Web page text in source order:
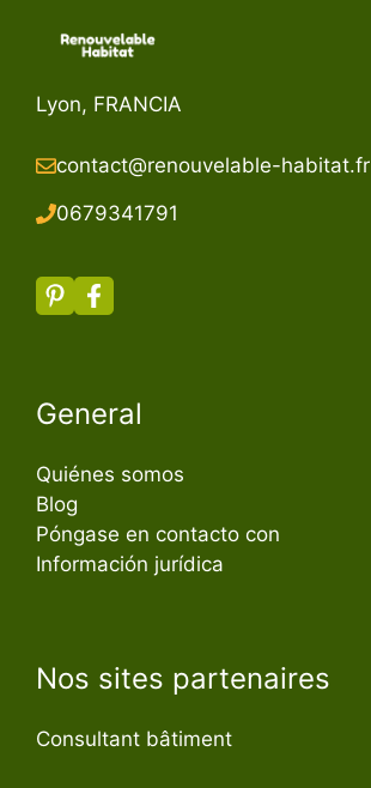
Lyon, FRANCIA
contact@renouvelable-habitat.fr
0679341791
General
Quiénes somos
Blog
Póngase en contacto con
Información jurídica
Nos sites partenaires
Consultant bâtiment